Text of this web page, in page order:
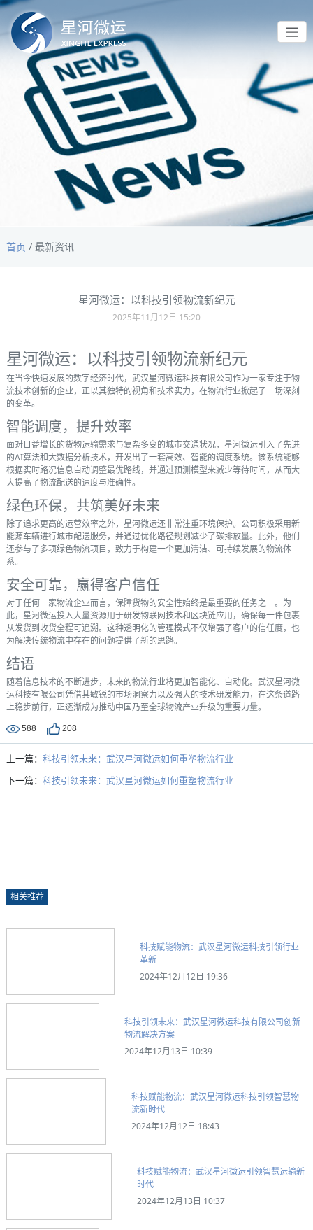
首页 / 最新资讯
星河微运：以科技引领物流新纪元
2025年11月12日 15:20
星河微运：以科技引领物流新纪元
在当今快速发展的数字经济时代，武汉星河微运科技有限公司作为一家专注于物
流技术创新的企业，正以其独特的视角和技术实力，在物流行业掀起了一场深刻
的变革。
智能调度，提升效率
面对日益增长的货物运输需求与复杂多变的城市交通状况，星河微运引入了先进
的AI算法和大数据分析技术，开发出了一套高效、智能的调度系统。该系统能够
根据实时路况信息自动调整最优路线，并通过预测模型来减少等待时间，从而大
大提高了物流配送的速度与准确性。
绿色环保，共筑美好未来
除了追求更高的运营效率之外，星河微运还非常注重环境保护。公司积极采用新
能源车辆进行城市配送服务，并通过优化路径规划减少了碳排放量。此外，他们
还参与了多项绿色物流项目，致力于构建一个更加清洁、可持续发展的物流体
系。
安全可靠，赢得客户信任
对于任何一家物流企业而言，保障货物的安全性始终是最重要的任务之一。为
此，星河微运投入大量资源用于研发物联网技术和区块链应用，确保每一件包裹
从发货到收货全程可追溯。这种透明化的管理模式不仅增强了客户的信任度，也
为解决传统物流中存在的问题提供了新的思路。
结语
随着信息技术的不断进步，未来的物流行业将更加智能化、自动化。武汉星河微
运科技有限公司凭借其敏锐的市场洞察力以及强大的技术研发能力，在这条道路
上稳步前行，正逐渐成为推动中国乃至全球物流产业升级的重要力量。
588 208
上一篇： 科技引领未来：武汉星河微运如何重塑物流行业
下一篇： 科技引领未来：武汉星河微运如何重塑物流行业
相关推荐
科技赋能物流：武汉星河微运科技引领行业
革新
2024年12月12日 19:36
科技引领未来：武汉星河微运科技有限公司创新
物流解决方案
2024年12月13日 10:39
科技赋能物流：武汉星河微运科技引领智慧物
流新时代
2024年12月12日 18:43
科技赋能物流：武汉星河微运引领智慧运输新
时代
2024年12月13日 10:37